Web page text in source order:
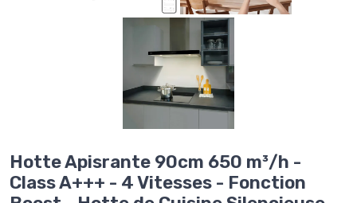
Hotte Apisrante 90cm 650 m³/h -
Class A+++ - 4 Vitesses - Fonction